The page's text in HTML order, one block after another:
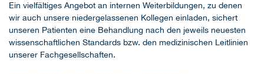
Ein vielfältiges Angebot an internen Weiterbildungen, zu denen
wir auch unsere niedergelassenen Kollegen einladen, sichert
unseren Patienten eine Behandlung nach den jeweils neuesten
wissenschaftlichen Standards bzw. den medizinischen Leitlinien
unserer Fachgesellschaften.